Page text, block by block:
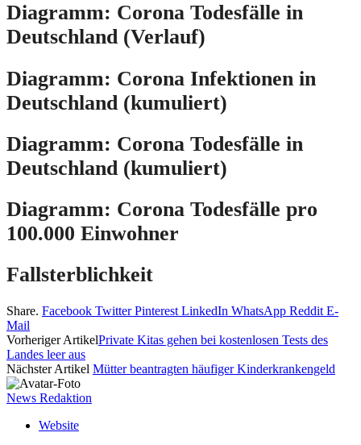
Diagramm: Corona Todesfälle in
Deutschland (Verlauf)
Diagramm: Corona Infektionen in
Deutschland (kumuliert)
Diagramm: Corona Todesfälle in
Deutschland (kumuliert)
Diagramm: Corona Todesfälle pro
100.000 Einwohner
Fallsterblichkeit
Share. Facebook Twitter Pinterest LinkedIn WhatsApp Reddit E-
Mail
Vorheriger ArtikelPrivate Kitas gehen bei kostenlosen Tests des
Landes leer aus
Nächster Artikel Mütter beantragten häufiger Kinderkrankengeld
News Redaktion
Website